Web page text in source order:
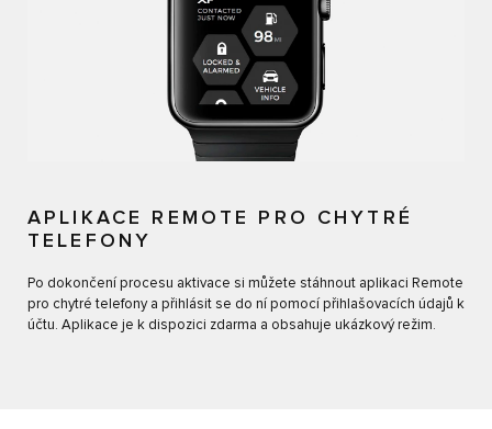
APLIKACE REMOTE PRO CHYTRÉ
TELEFONY
Po dokončení procesu aktivace si můžete stáhnout aplikaci Remote
pro chytré telefony a přihlásit se do ní pomocí přihlašovacích údajů k
účtu. Aplikace je k dispozici zdarma a obsahuje ukázkový režim.